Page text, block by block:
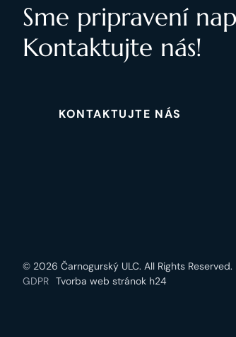
Sme pripravení
Kontaktujte nás!
KONTAKTUJTE NÁS
© 2026 Čarnogurský ULC. All Rights Reserved.
GDPR Tvorba web stránok h24